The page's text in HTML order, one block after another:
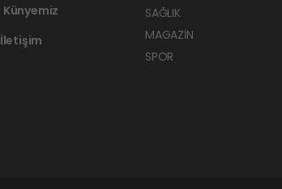
Künyemiz
İletişim
SAĞLIK
MAGAZİN
SPOR